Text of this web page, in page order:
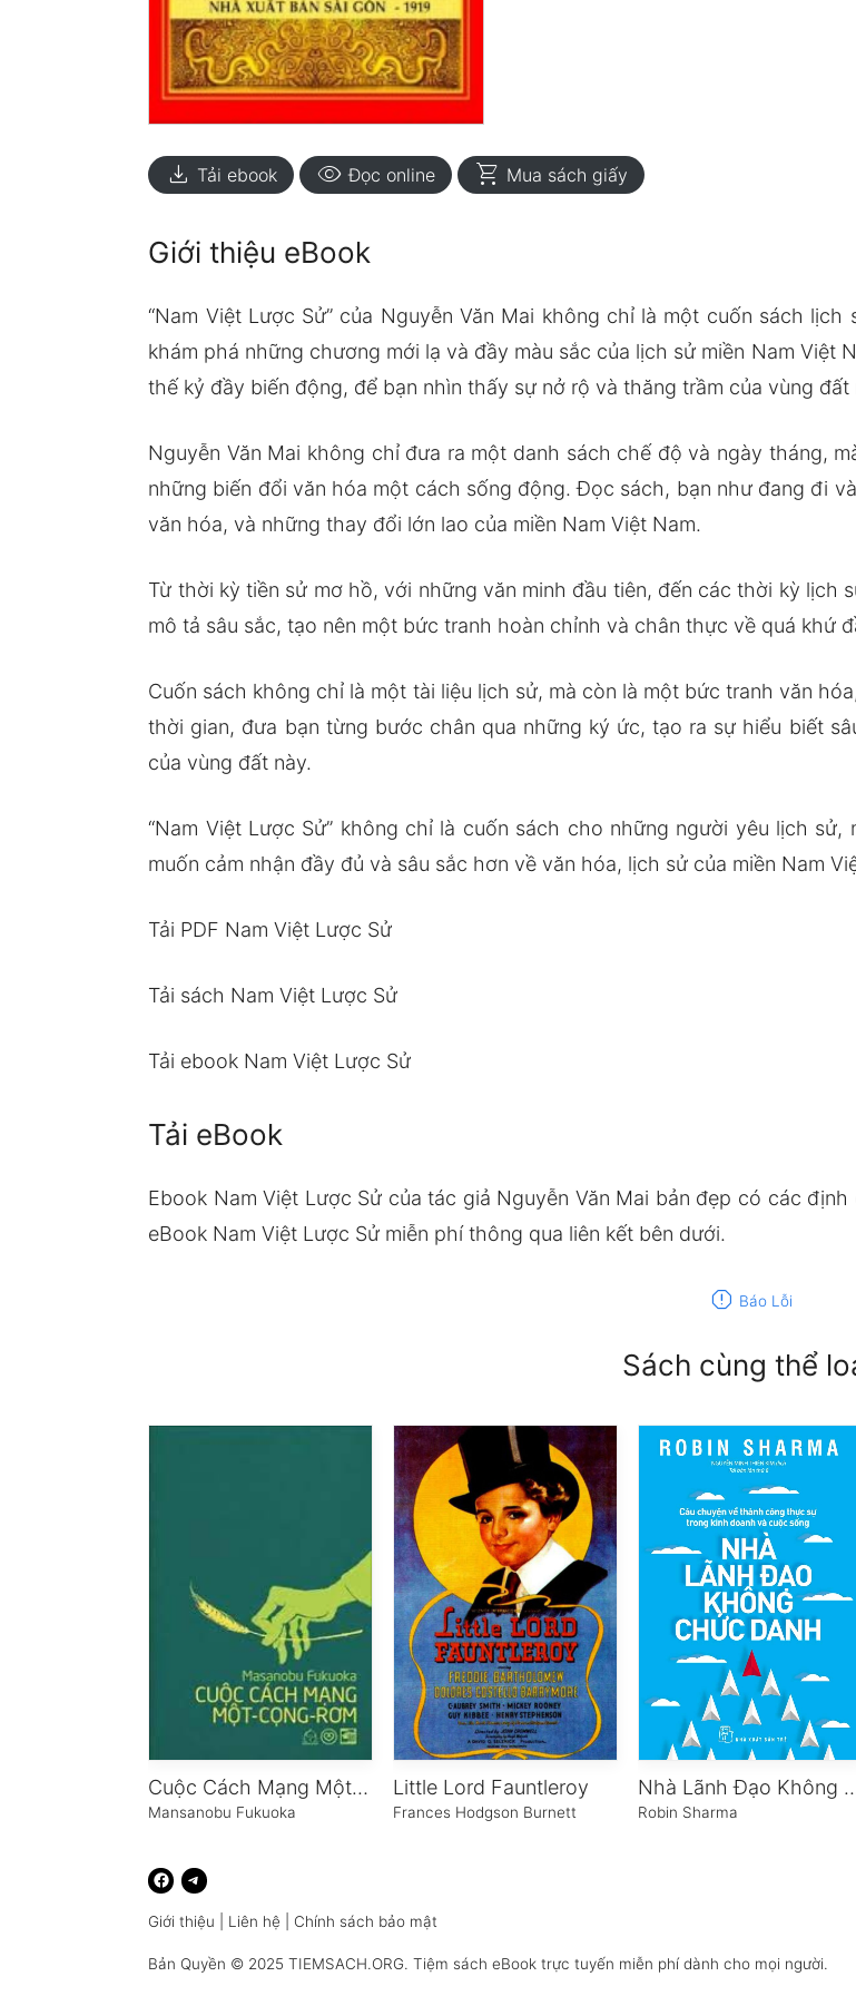
download Tải ebook visibility Đọc online shopping_cart Mua sách giấy
Giới thiệu eBook
“Nam Việt Lược Sử” của Nguyễn Văn Mai không chỉ là một cuốn sách
khám phá những chương mới lạ và đầy màu sắc của lịch sử miền Nam Việt
thế kỷ đầy biến động, để bạn nhìn thấy sự nở rộ và thăng trầm của vùng đất
Nguyễn Văn Mai không chỉ đưa ra một danh sách chế độ và ngày tháng,
những biến đổi văn hóa một cách sống động. Đọc sách, bạn như đang đi
văn hóa, và những thay đổi lớn lao của miền Nam Việt Nam.
Từ thời kỳ tiền sử mơ hồ, với những văn minh đầu tiên, đến các thời kỳ lịch
mô tả sâu sắc, tạo nên một bức tranh hoàn chỉnh và chân thực về quá khứ
Cuốn sách không chỉ là một tài liệu lịch sử, mà còn là một bức tranh văn
thời gian, đưa bạn từng bước chân qua những ký ức, tạo ra sự hiểu biết
của vùng đất này.
“Nam Việt Lược Sử” không chỉ là cuốn sách cho những người yêu lịch
muốn cảm nhận đầy đủ và sâu sắc hơn về văn hóa, lịch sử của miền Nam
Tải PDF Nam Việt Lược Sử
Tải sách Nam Việt Lược Sử
Tải ebook Nam Việt Lược Sử
Tải eBook
Ebook Nam Việt Lược Sử của tác giả Nguyễn Văn Mai bản đẹp có các
eBook Nam Việt Lược Sử miễn phí thông qua liên kết bên dưới.
report Báo Lỗi
Sách cùng thể
Cuộc Cách Mạng Một Cọng Rơm
Mansanobu Fukuoka
Little Lord Fauntleroy
Frances Hodgson Burnett
Nhà Lãnh Đạo
Robin Sharma
Giới thiệu Liên hệ Chính sách bảo mật
Bản Quyền © 2025TIEMSACH.ORG. Tiệm sách eBook trực tuyến miễn phí dành cho mọi người.